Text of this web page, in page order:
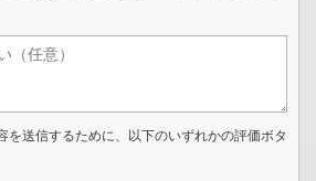
を送信するために、以下のいずれかの評価ボタ